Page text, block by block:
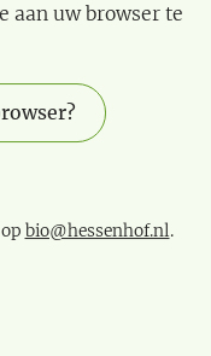
aan uw browser te
bio@hessenhof.nl.